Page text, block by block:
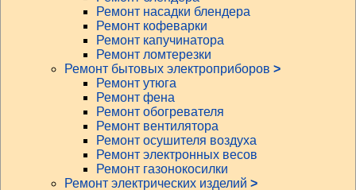
Ремонт насадки блендера
Ремонт кофеварки
Ремонт капучинатора
Ремонт ломтерезки
Ремонт бытовых электроприборов >
Ремонт утюга
Ремонт фена
Ремонт обогревателя
Ремонт вентилятора
Ремонт осушителя воздуха
Ремонт электронных весов
Ремонт газонокосилки
Ремонт электрических изделий >